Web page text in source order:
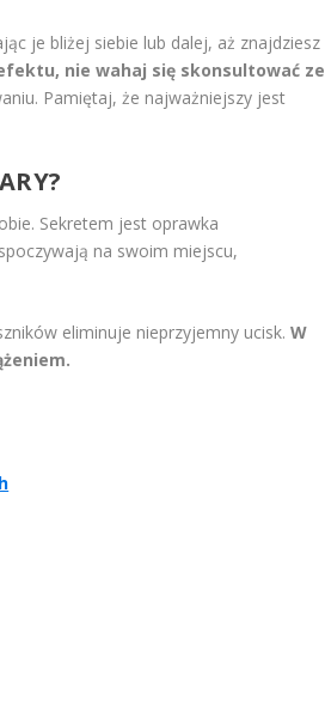
je bliżej siebie lub dalej, aż znajdziesz
nie wahaj się skonsultować ze
Pamiętaj, że najważniejszy jest
Sekretem jest oprawka
na swoim miejscu,
eliminuje nieprzyjemny ucisk.W